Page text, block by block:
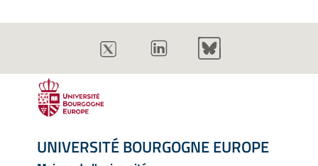
UNIVERSITÉ BOURGOGNE EUROPE